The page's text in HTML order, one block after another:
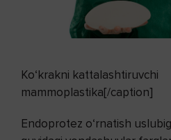
Ko‘krakni kattalashtiruvchi
mammoplastika[/caption]
Endoprotez o‘rnatish